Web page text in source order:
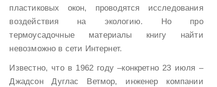
пластиковых окон, проводятся исследования
воздействия на экологию. Но про
термоусадочные материалы книгу найти
невозможно в сети Интернет.
Известно, что в 1962 году –конкретно 23 июля –
Джадсон Дуглас Ветмор, инженер компании